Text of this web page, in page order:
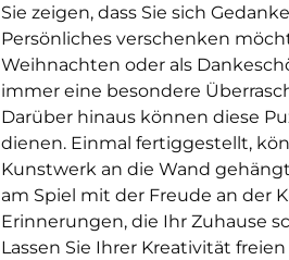
Sie zeigen, dass Sie sich
Persönliches verschenken
Weihnachten oder als
immer eine besondere
Darüber hinaus können diese
dienen. Einmal fertiggestellt,
Kunstwerk an die Wand
am Spiel mit der Freude an der
Erinnerungen, die Ihr Zuhause
Lassen Sie Ihrer Kreativität